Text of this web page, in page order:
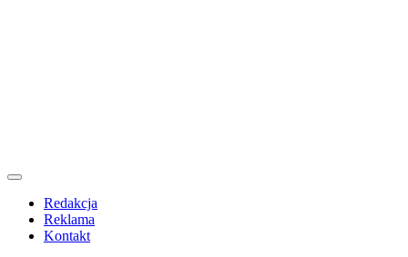
Redakcja
Reklama
Kontakt